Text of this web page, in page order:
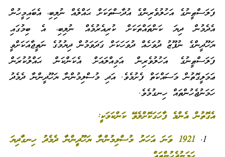
ފަލަސްޠީނުގެ އަހުލުވެރިންގެ އުދާސްތަކަށް ޙައްލެއް ނުލިބި، އެބައިމީހުން
އެދެމުން ދިޔަ ކަންތައްތަކަށް ކުރިއެރުމެއް ނުލިބި، އެ ބިމުގައި
ޔަހޫދީންގެ ނުފޫޒު ދުވަހެއް ދުވަހަކަށް ގަދަވަމުން ދިޔުމުގެ ނަތީޖާއަކަށްވީ
ފަލަސްޠީނުގެ އަހުލުވެރިން އަމިއްލައަށް އެކަންކަން ޙައްލުކުރަން
ޢަމަލީގޮތުން މަސައްކަތް ފެށުމެވެ. އަދި މުސްލިމުންނާ ޔަހޫދީންނާ ދެމެދު
ހަމަނުޖެހުންތައް ހިނގުމެވެ.
އެގޮތުން އެންމެ ފާހަގަކޮށްލެވޭ ކަންކަމަކީ:
1921 ވަނަ އަހަރު މުސްލިމުންނާ ޔަހޫދީންނާ ދެމެދު ހިނގާދިޔަ